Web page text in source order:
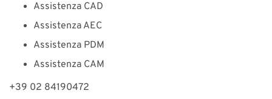
Assistenza CAD
Assistenza AEC
Assistenza PDM
Assistenza CAM
+39 02 84190472